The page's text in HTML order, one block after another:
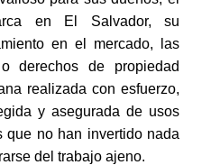
en El Salvador, su
en el mercado, las
derechos de propiedad
realizada con esfuerzo,
y asegurada de usos
que no han invertido nada
del trabajo ajeno.